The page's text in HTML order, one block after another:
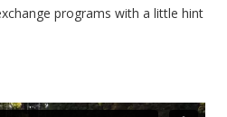
nach
-17.10.2021
programs with a little hint